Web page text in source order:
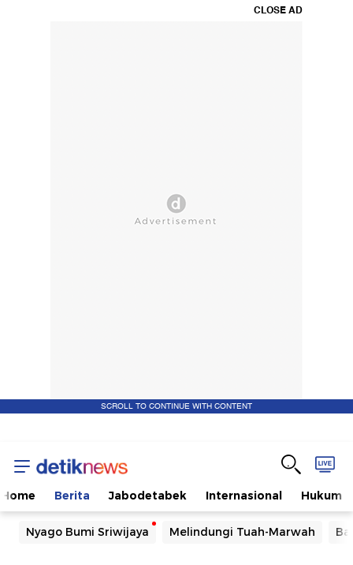
CLOSE AD
SCROLL TO CONTINUE WITH CONTENT
Home Berita Jabodetabek Internasional Hukum
Nyago Bumi Sriwijaya Melindungi Tuah-Marwah